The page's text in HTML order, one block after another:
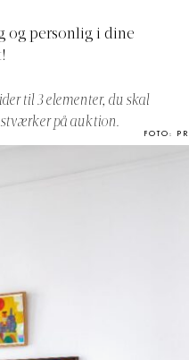
og personlig i dine
til 3 elementer, du skal
på auktion.
FOTO: PR